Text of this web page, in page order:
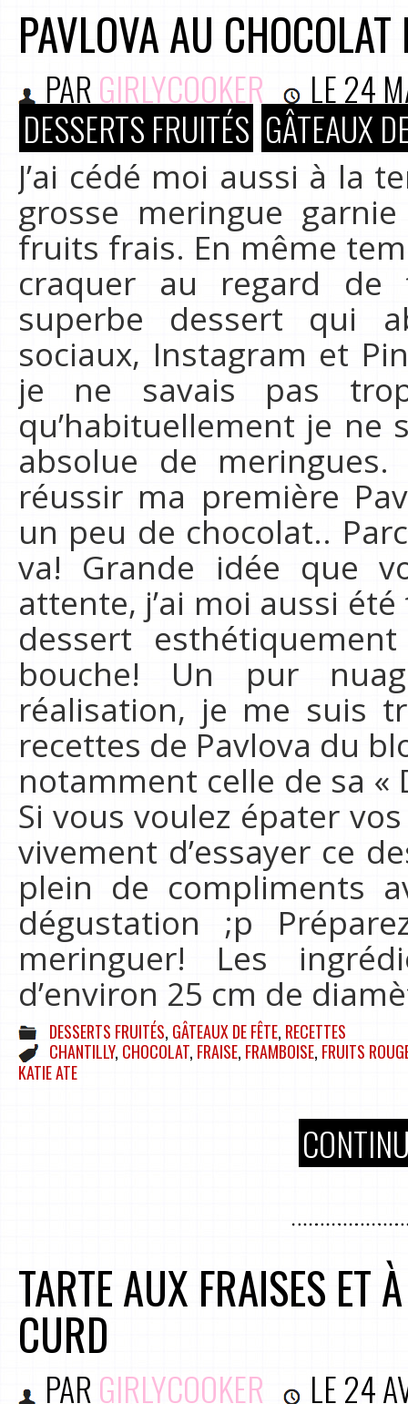
PAVLOVA AU
PAR GIRLYCOOKER LE24
DESSERTS FRUITÉS GÂTEAUX
J’ai cédé moi aussi à la
grosse meringue
fruits frais. En même
craquer au regard
superbe dessert qui
sociaux, Instagram et
je ne savais pas
qu’habituellement je ne
absolue de
réussir ma première
un peu de chocolat..
va! Grande idée que
attente, j’ai moi aussi
dessert
bouche! Un pur
réalisation, je me suis
recettes de Pavlova du
notamment celle de sa «
Si vous voulez épater
vivement d’essayer ce
plein de compliments
dégustation ;p
meringuer! Les
d’environ 25 cm de
DESSERTS FRUITÉS, GÂTEAUX DE FÊTE, RECETTES
CHANTILLY, CHOCOLAT, FRAISE, FRAMBOISE, FRUITS
KATIE ATE
TARTE AUX FRAISES ET
CURD
PAR GIRLYCOOKER LE24